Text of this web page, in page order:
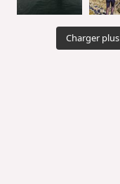
Charger plus